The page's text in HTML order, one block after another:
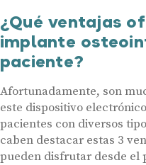
¿Qué ventajas
implante
paciente?
Afortunadamente, son
este dispositivo
pacientes con diversos
caben destacar estas 3
pueden disfrutar desde el